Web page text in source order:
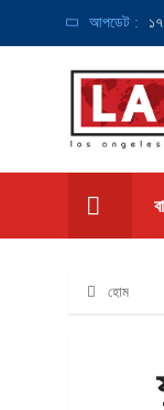
আপডেট :
মজুরি হবে ঘণ্টায় ১৭.৪০
হোম